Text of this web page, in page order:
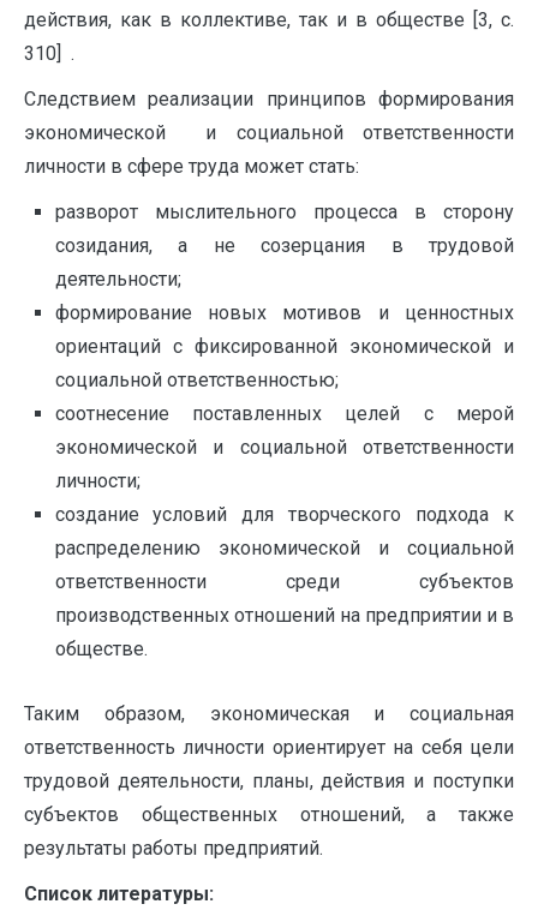
действия, как в коллективе, так и в обществе [3, с.
310] .
Следствием реализации принципов формирования
экономической и социальной ответственности
личности в сфере труда может стать:
разворот мыслительного процесса в сторону
созидания, а не созерцания в трудовой
деятельности;
формирование новых мотивов и ценностных
ориентаций с фиксированной экономической и
социальной ответственностью;
соотнесение поставленных целей с мерой
экономической и социальной ответственности
личности;
создание условий для творческого подхода к
распределению экономической и социальной
ответственности среди субъектов
производственных отношений на предприятии и в
обществе.
Таким образом, экономическая и социальная
ответственность личности ориентирует на себя цели
трудовой деятельности, планы, действия и поступки
субъектов общественных отношений, а также
результаты работы предприятий.
Список литературы: